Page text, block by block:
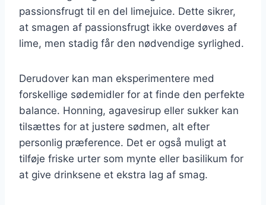
passionsfrugt til en del limejuice. Dette sikrer,
at smagen af passionsfrugt ikke overdøves af
lime, men stadig får den nødvendige syrlighed.
Derudover kan man eksperimentere med
forskellige sødemidler for at finde den perfekte
balance. Honning, agavesirup eller sukker kan
tilsættes for at justere sødmen, alt efter
personlig præference. Det er også muligt at
tilføje friske urter som mynte eller basilikum for
at give drinksene et ekstra lag af smag.